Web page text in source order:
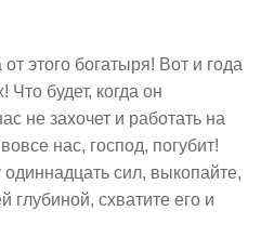
этого богатыря! Вот и года
Что будет, когда он
не захочет и работать на
нас, господ, погубит!
сил, выкопайте,
глубиной, схватите его и